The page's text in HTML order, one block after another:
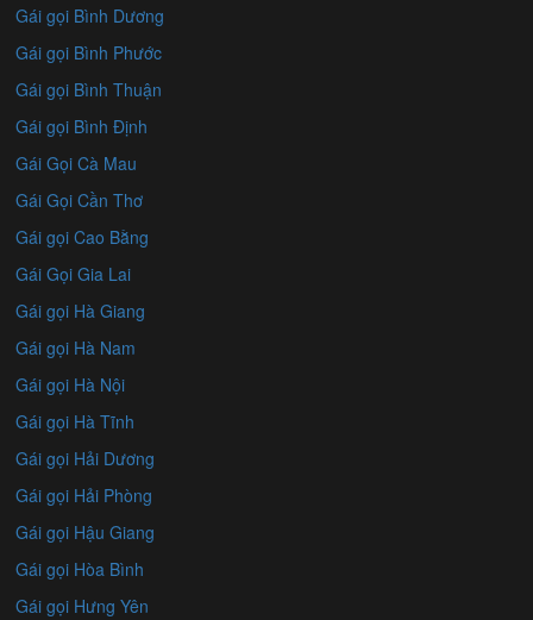
Gái gọi Bình Dương
Gái gọi Bình Phước
Gái gọi Bình Thuận
Gái gọi Bình Định
Gái Gọi Cà Mau
Gái Gọi Cần Thơ
Gái gọi Cao Bằng
Gái Gọi Gia Lai
Gái gọi Hà Giang
Gái gọi Hà Nam
Gái gọi Hà Nội
Gái gọi Hà Tĩnh
Gái gọi Hải Dương
Gái gọi Hải Phòng
Gái gọi Hậu Giang
Gái gọi Hòa Bình
Gái gọi Hưng Yên